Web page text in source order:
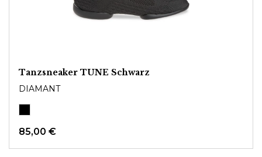
Tanzsneaker TUNE Schwarz
DIAMANT
85,00 €